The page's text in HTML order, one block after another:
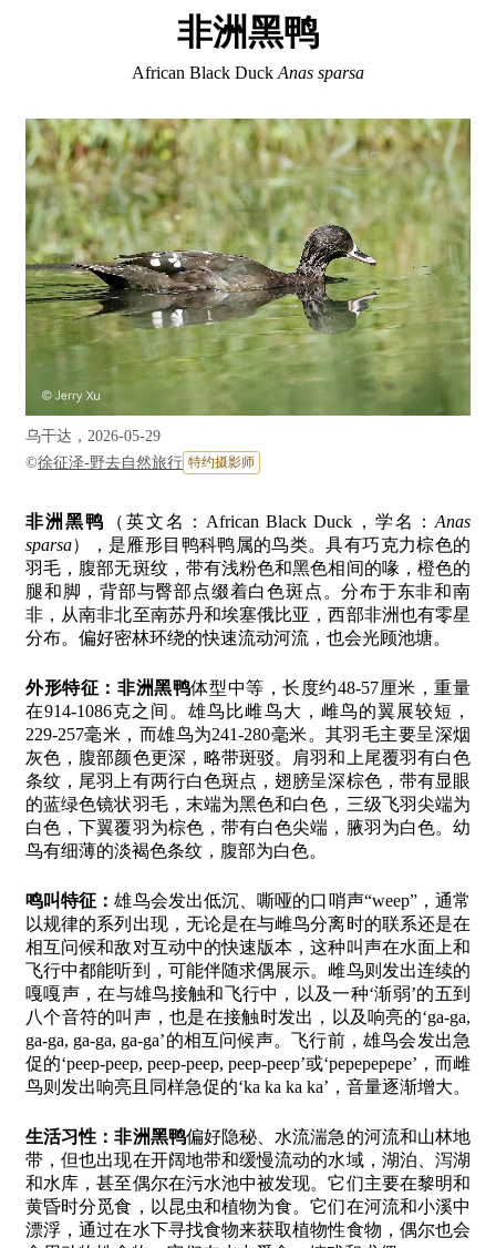
非洲黑鸭
African Black Duck Anas sparsa
乌干达，2026-05-29
©徐征泽-野去自然旅行 特约摄影师
非洲黑鸭 （英文名：African Black Duck，学名： Anas
sparsa），是雁形目鸭科鸭属的鸟类。具有巧克力棕色的
羽毛，腹部无斑纹，带有浅粉色和黑色相间的喙，橙色的
腿和脚，背部与臀部点缀着白色斑点。分布于东非和南
非，从南非北至南苏丹和埃塞俄比亚，西部非洲也有零星
分布。偏好密林环绕的快速流动河流，也会光顾池塘。
外形特征： 非洲黑鸭体型中等，长度约48-57厘米，重量
在914-1086克之间。雄鸟比雌鸟大，雌鸟的翼展较短，
229-257毫米，而雄鸟为241-280毫米。其羽毛主要呈深烟
灰色，腹部颜色更深，略带斑驳。肩羽和上尾覆羽有白色
条纹，尾羽上有两行白色斑点，翅膀呈深棕色，带有显眼
的蓝绿色镜状羽毛，末端为黑色和白色，三级飞羽尖端为
白色，下翼覆羽为棕色，带有白色尖端，腋羽为白色。幼
鸟有细薄的淡褐色条纹，腹部为白色。
鸣叫特征：雄鸟会发出低沉、嘶哑的口哨声“weep”，通常
以规律的系列出现，无论是在与雌鸟分离时的联系还是在
相互问候和敌对互动中的快速版本，这种叫声在水面上和
飞行中都能听到，可能伴随求偶展示。雌鸟则发出连续的
嘎嘎声，在与雄鸟接触和飞行中，以及一种‘渐弱’的五到
八个音符的叫声，也是在接触时发出，以及响亮的‘ga-ga,
ga-ga, ga-ga, ga-ga’的相互问候声。飞行前，雄鸟会发出急
促的‘peep-peep, peep-peep, peep-peep’或‘pepepepepe’，而雌
鸟则发出响亮且同样急促的‘ka ka ka ka’，音量逐渐增大。
生活习性：非洲黑鸭偏好隐秘、水流湍急的河流和山林地
带，但也出现在开阔地带和缓慢流动的水域，湖泊、泻湖
和水库，甚至偶尔在污水池中被发现。它们主要在黎明和
黄昏时分觅食，以昆虫和植物为食。它们在河流和小溪中
漂浮，通过在水下寻找食物来获取植物性食物，偶尔也会